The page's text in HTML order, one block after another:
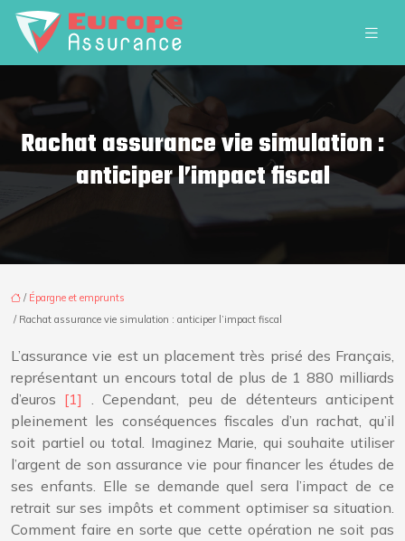
Rachat assurance vie simulation :
anticiper l’impact fiscal
/ Épargne et emprunts
/ Rachat assurance vie simulation : anticiper l’impact fiscal
L’assurance vie est un placement très prisé des Français,
représentant un encours total de plus de 1 880 milliards
d’euros [1] . Cependant, peu de détenteurs anticipent
pleinement les conséquences fiscales d’un rachat, qu’il
soit partiel ou total. Imaginez Marie, qui souhaite utiliser
l’argent de son assurance vie pour financer les études de
ses enfants. Elle se demande quel sera l’impact de ce
retrait sur ses impôts et comment optimiser sa situation.
Comment faire en sorte que cette opération ne soit pas